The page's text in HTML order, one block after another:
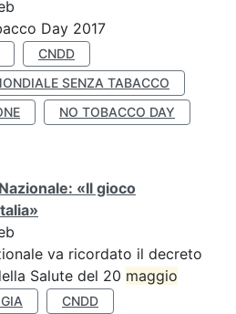
Day 2017
CNDD
SENZA TABACCO
NO TOBACCO DAY
«Il gioco
va ricordato il decreto
Salute del 20 maggio
CNDD